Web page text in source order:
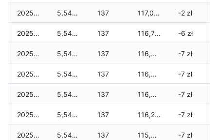
2025-12-30 5,540 zł 137 117,040 zł -2 zł
2025-12-29 5,540 zł 137 116,715 zł -6 zł
2025-12-28 5,540 zł 137 116,510 zł -7 zł
2025-12-27 5,540 zł 137 116,510 zł -7 zł
2025-12-26 5,540 zł 137 116,385 zł -7 zł
2025-12-25 5,540 zł 137 116,245 zł -7 zł
2025-12-24 5,540 zł 137 115,935 zł -7 zł